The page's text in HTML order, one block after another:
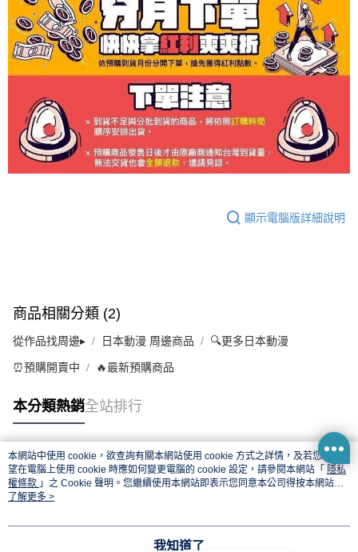
顯示電腦版詳細說明
商品相關分類 (2)
從作品找周邊▸ 日本動漫 周邊商品 🔍更多日本動漫
⏰預購開賣中 🔥最新預購商品
本分類熱銷全站排行
熱門標籤
本網站中使用 cookie，欲查詢有關本網站使用 cookie 方式之詳情，及若您不希
望在電腦上使用 cookie 時應如何變更電腦的 cookie 設定，請參閱本網站「 隱私
權條款 」之 Cookie 聲明。您繼續使用本網站即表示您同意本公司得按本網站使
用條款之 Cookie 聲明使用 cookie。
了解更多 >
我知道了